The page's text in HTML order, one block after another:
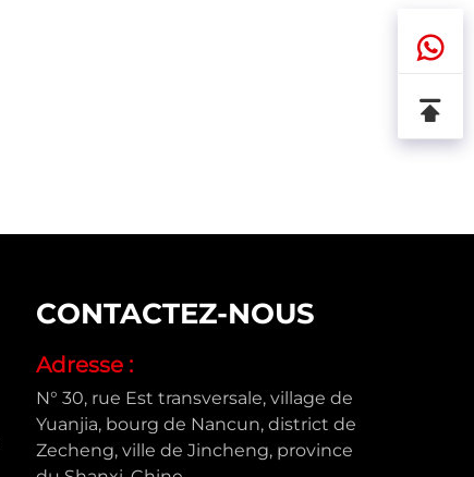
CONTACTEZ-NOUS
Adresse :
N° 30, rue Est transversale, village de
Yuanjia, bourg de Nancun, district de
Zecheng, ville de Jincheng, province